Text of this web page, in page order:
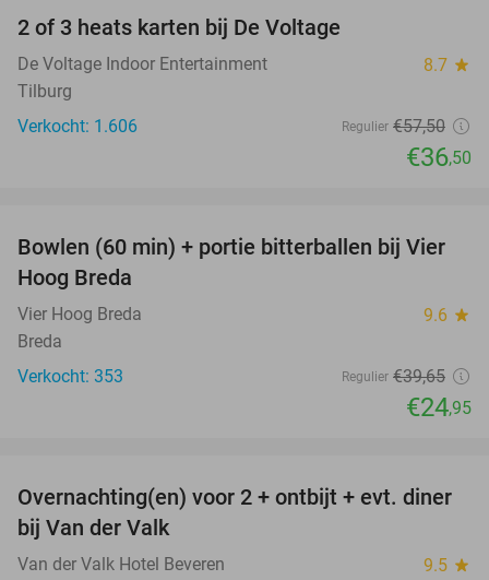
2 of 3 heats karten bij De Voltage
De Voltage Indoor Entertainment 8.7 star
Tilburg
Verkocht: 1.606
Regulier €57,50
€36,50
37%
Bowlen (60 min) + portie bitterballen bij Vier
Hoog Breda
Vier Hoog Breda 9.6 star
Breda
Verkocht: 353
Regulier €39,65
€24,95
51%
Overnachting(en) voor 2 + ontbijt + evt. diner
bij Van der Valk
Van der Valk Hotel Beveren 9.5 star